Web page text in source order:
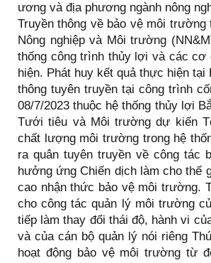
ương và địa phương ngành nông
Truyền thông về bảo vệ môi
Nông nghiệp và Môi trường
thống công trình thủy lợi và các
hiện. Phát huy kết quả thực hiện
thông tuyên truyền tại công trình
08/7/2023 thuộc hệ thống thủy lợi
Tưới tiêu và Môi trường dự kiến
chất lượng môi trường trong hệ
ra quân tuyên truyền về công tác
hưởng ứng Chiến dịch làm cho thế
cao nhận thức bảo vệ môi trường.
cho công tác quản lý môi trường
tiếp làm thay đổi thái độ, hành vi
và của cán bộ quản lý nói riêng
hoạt động bảo vệ môi trường từ